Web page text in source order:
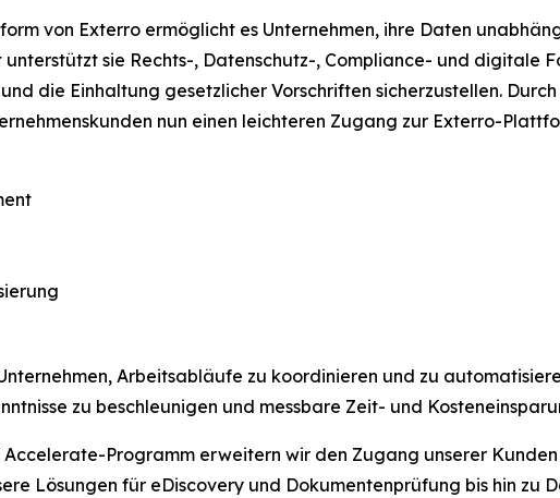
von Exterro ermöglicht es Unternehmen, ihre Daten
sie Rechts-, Datenschutz-, Compliance- und digitale
die Einhaltung gesetzlicher Vorschriften sicherzustellen.
nun einen leichteren Zugang zur Exterro-
Arbeitsabläufe zu koordinieren und zu
zu beschleunigen und messbare Zeit- und
Accelerate-Programm erweitern wir den Zugang unserer
Lösungen für eDiscovery und Dokumentenprüfung bis hin zu